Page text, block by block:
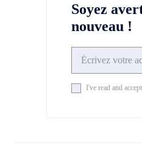
Soyez
nouveau !
I've read and